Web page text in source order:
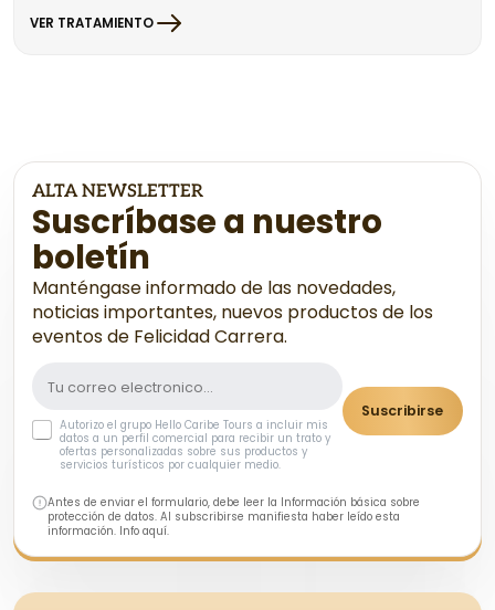
VER TRATAMIENTO
ALTA NEWSLETTER
Suscríbase a nuestro
boletín
Manténgase informado de las novedades,
noticias importantes, nuevos productos de los
eventos de Felicidad Carrera.
Autorizo el grupo Hello Caribe Tours a incluir mis
datos a un perfil comercial para recibir un trato y
ofertas personalizadas sobre sus productos y
servicios turísticos por cualquier medio.
Suscribirse
Antes de enviar el formulario, debe leer la Información básica sobre
protección de datos. Al subscribirse manifiesta haber leído esta
información. Info aquí.